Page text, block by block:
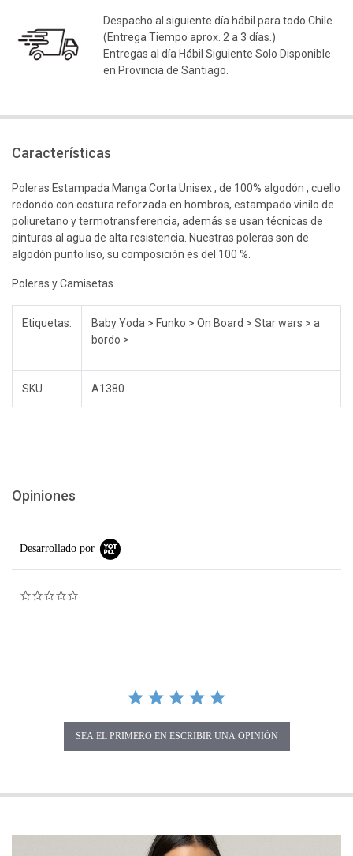
Despacho al siguiente día hábil para todo Chile.
(Entrega Tiempo aprox. 2 a 3 días.)
Entregas al día Hábil Siguiente Solo Disponible
en Provincia de Santiago.
Características
Poleras Estampada Manga Corta Unisex , de 100% algodón , cuello
redondo con costura reforzada en hombros, estampado vinilo de
poliuretano y termotransferencia, además se usan técnicas de
pinturas al agua de alta resistencia. Nuestras poleras son de
algodón punto liso, su composición es del 100 %.
Poleras y Camisetas
Etiquetas:
Baby Yoda > Funko > On Board > Star wars > a
bordo >
SKU A1380
Opiniones
Desarrollado por
SEA EL PRIMERO EN ESCRIBIR UNA OPINIÓN